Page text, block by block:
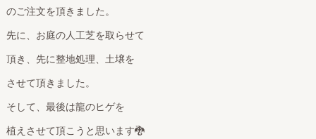
のご注文を頂きました。
先に、お庭の人工芝を取らせて
頂き、先に整地処理、土壌を
させて頂きました。
そして、最後は龍のヒゲを
植えさせて頂こうと思います🐉